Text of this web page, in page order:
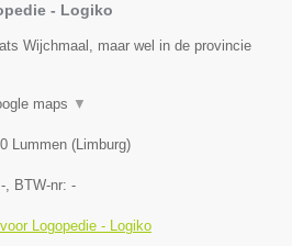
- Logiko
Wijchmaal, maar wel in de provincie
maps ▼
Lummen (Limburg)
-, BTW-nr: -
Logopedie - Logiko